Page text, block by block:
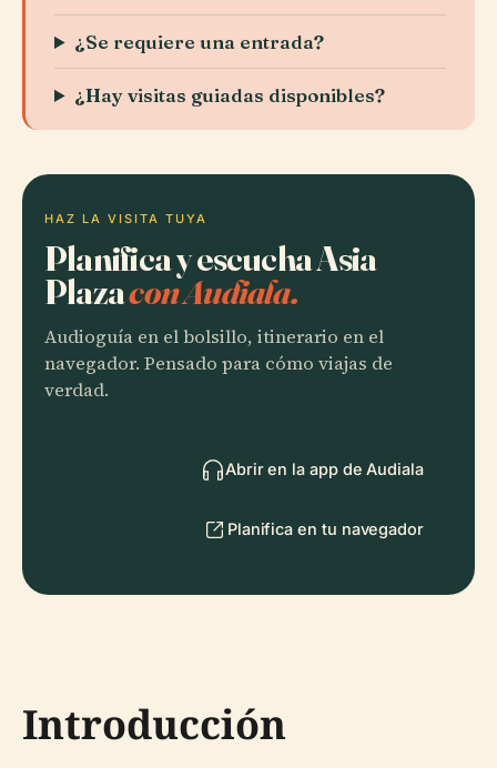
¿Se requiere una entrada?
¿Hay visitas guiadas disponibles?
HAZ LA VISITA TUYA
Planifica y escucha Asia
Plazacon Audiala.
Audioguía en el bolsillo, itinerario en el
navegador. Pensado para cómo viajas de
verdad.
Abrir en la app de Audiala
Planifica en tu navegador
Introducción